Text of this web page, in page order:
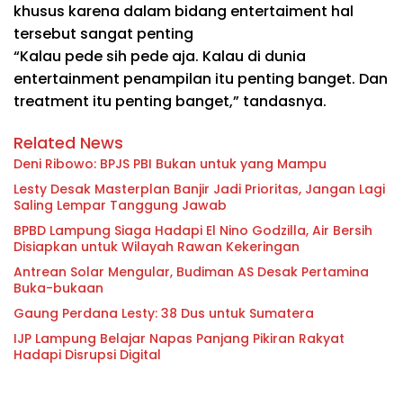
khusus karena dalam bidang entertaiment hal
tersebut sangat penting
“Kalau pede sih pede aja. Kalau di dunia
entertainment penampilan itu penting banget. Dan
treatment itu penting banget,” tandasnya.
Related News
Deni Ribowo: BPJS PBI Bukan untuk yang Mampu
Lesty Desak Masterplan Banjir Jadi Prioritas, Jangan Lagi
Saling Lempar Tanggung Jawab
BPBD Lampung Siaga Hadapi El Nino Godzilla, Air Bersih
Disiapkan untuk Wilayah Rawan Kekeringan
Antrean Solar Mengular, Budiman AS Desak Pertamina
Buka-bukaan
Gaung Perdana Lesty: 38 Dus untuk Sumatera
IJP Lampung Belajar Napas Panjang Pikiran Rakyat
Hadapi Disrupsi Digital